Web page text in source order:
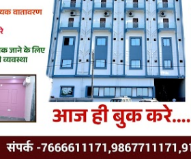
LATEST JAINISM
The Jain Monk and his Saka saviours